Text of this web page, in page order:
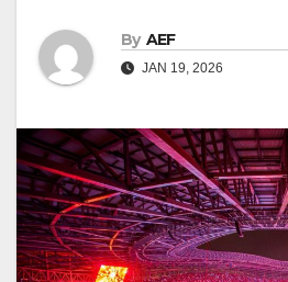
By AEF
JAN 19, 2026